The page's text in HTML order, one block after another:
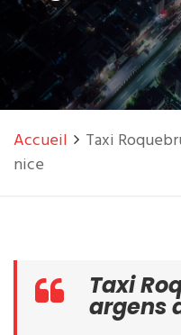
Accueil
Taxi
nice
Taxi
argens